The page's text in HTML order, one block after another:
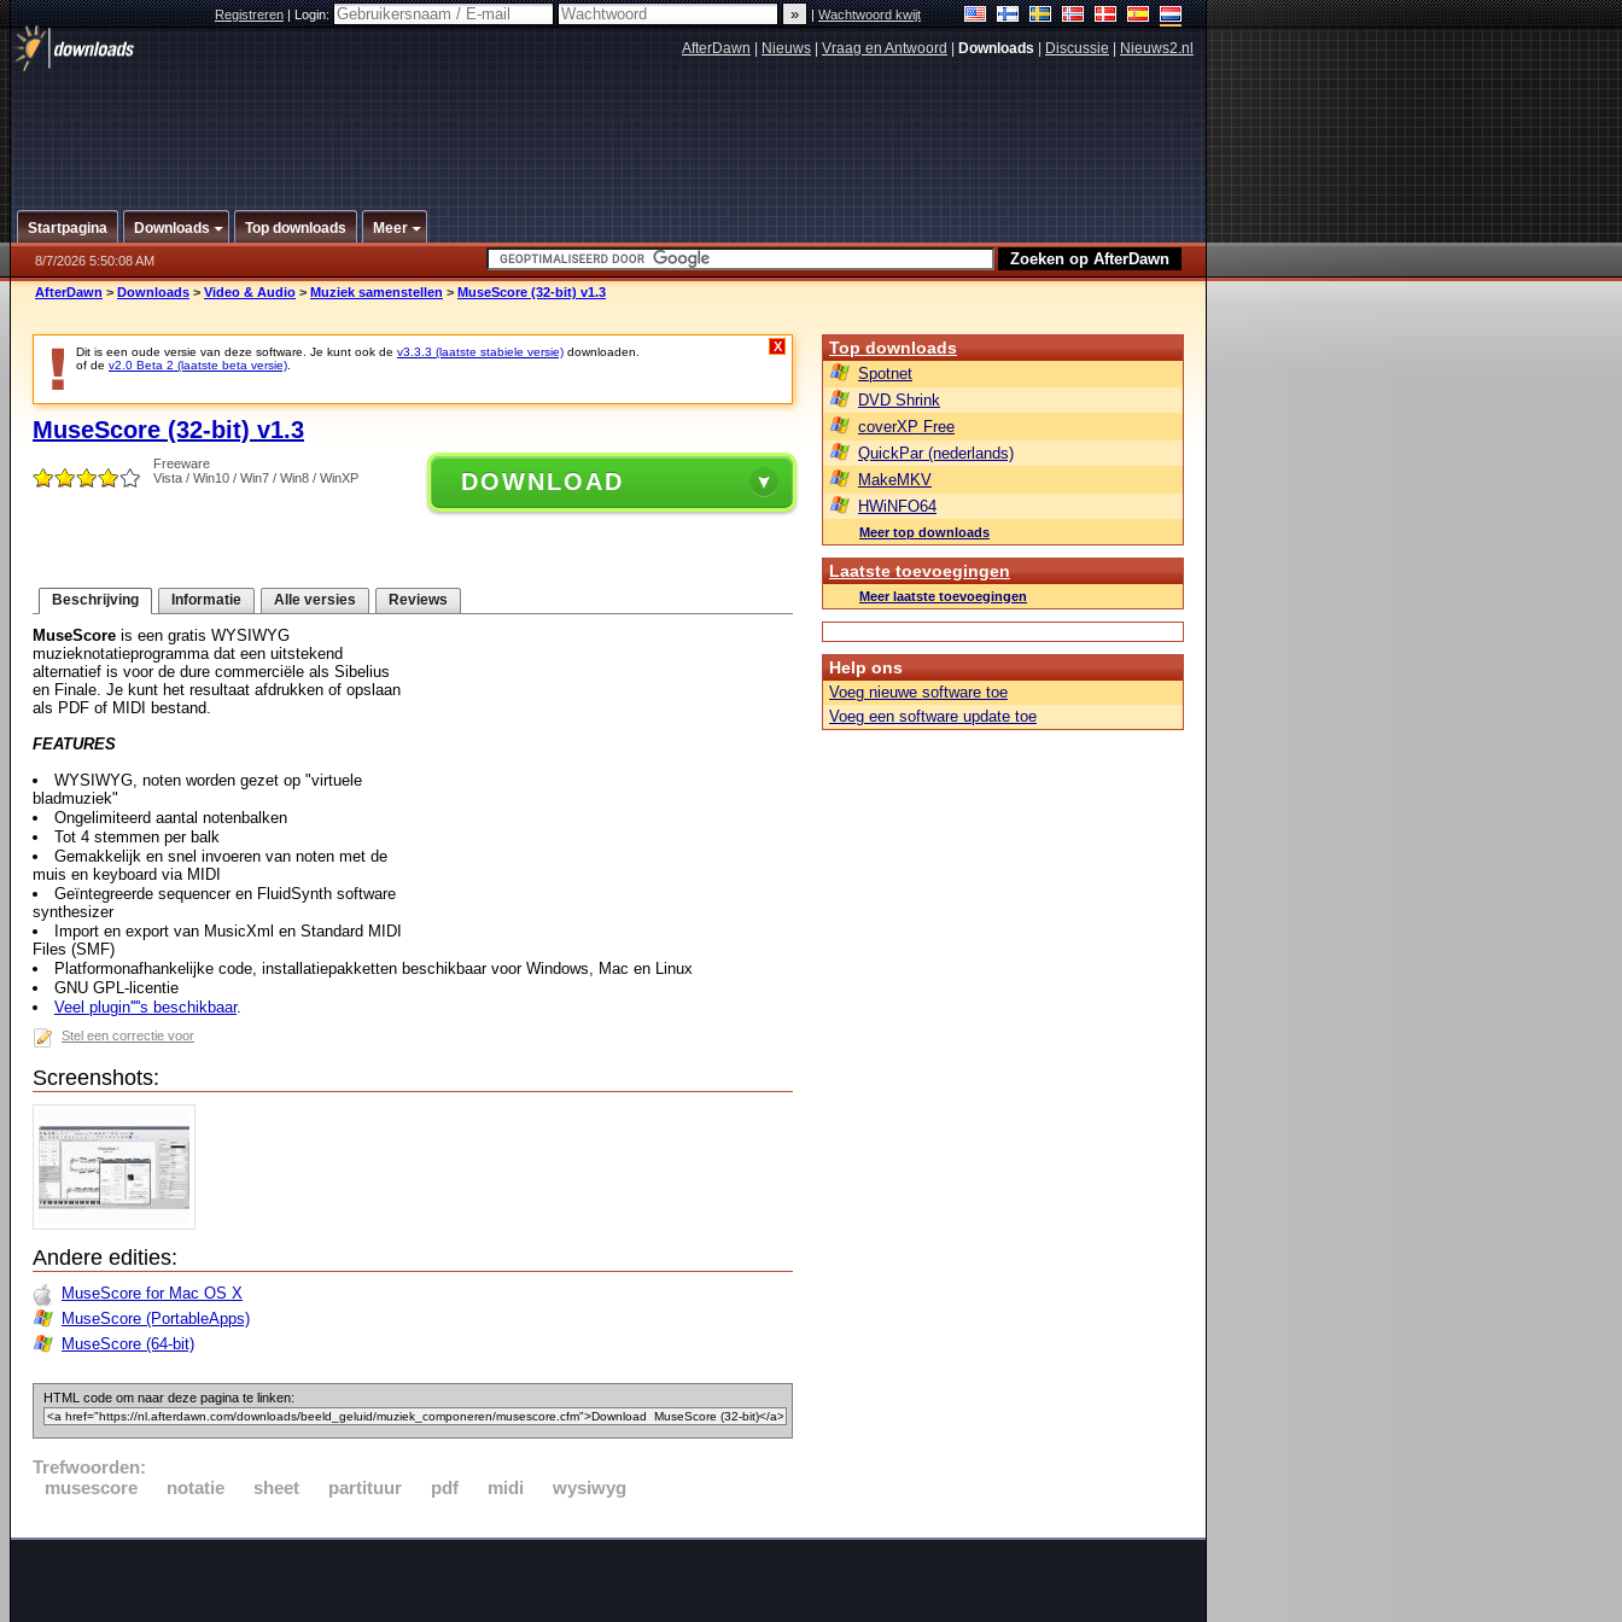
Registreren|Login: |Wachtwoord kwijt
AfterDawn Nieuws Vraag en Antwoord Downloads Discussie Nieuws2.nl
Startpagina Downloads Top downloads Meer
8/7/2026 5:50:08 AM
AfterDawn > Downloads > Video & Audio > Muziek samenstellen > MuseScore (32-bit) v1.3
Dit is een oude versie van deze software. Je kunt ook de v3.3.3 (laatste stabiele versie) downloaden.
of de v2.0 Beta 2 (laatste beta versie)
X
MuseScore (32-bit) v1.3
Freeware
Vista / Win10 / Win7 / Win8 / WinXP
DOWNLOAD
Beschrijving Informatie Alle versies Reviews
MuseScore is een gratis WYSIWYG
muzieknotatieprogramma dat een uitstekend
alternatief is voor de dure commerciële als Sibelius
en Finale. Je kunt het resultaat afdrukken of opslaan
als PDF of MIDI bestand.
FEATURES
WYSIWYG, noten worden gezet op "virtuele
bladmuziek"
Ongelimiteerd aantal notenbalken
Tot 4 stemmen per balk
Gemakkelijk en snel invoeren van noten met de
muis en keyboard via MIDI
Geïntegreerde sequencer en FluidSynth software
synthesizer
Import en export van MusicXml en Standard MIDI
Files (SMF)
Platformonafhankelijke code, installatiepakketten beschikbaar voor Windows, Mac en Linux
GNU GPL-licentie
Veel plugin''''s beschikbaar.
Stel een correctie voor
Screenshots:
Andere edities:
MuseScore for Mac OS X
MuseScore (PortableApps)
MuseScore (64-bit)
HTML code om naar deze pagina te linken:
Trefwoorden:
musescore
notatie sheet partituur pdf midi wysiwyg
Top downloads
Spotnet
DVD Shrink
coverXP Free
QuickPar (nederlands)
MakeMKV
HWiNFO64
Meer top downloads
Laatste toevoegingen
Meer laatste toevoegingen
Help ons
Voeg nieuwe software toe
Voeg een software update toe